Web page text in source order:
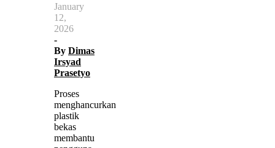
January
12,
2026
-
By Dimas
Irsyad
Prasetyo
Proses
menghancurkan
plastik
bekas
membantu